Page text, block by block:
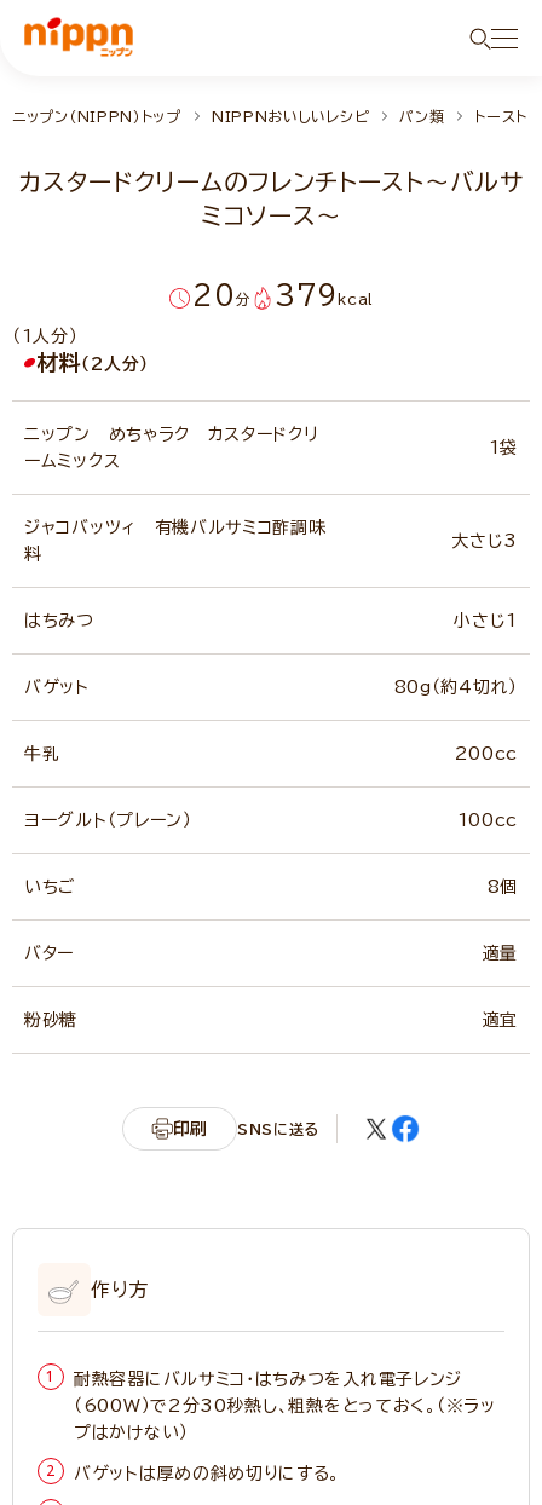
ニップン（NIPPN）トップ NIPPNおいしいレシピ パン類 トースト
カスタードクリームのフレンチトースト～バルサ
ミコソース～
20 分 379kcal
（1人分）
材料（2人分）
ニップン めちゃラク カスタードクリ
ームミックス
1袋
ジャコバッツィ 有機バルサミコ酢調味
料
大さじ3
はちみつ 小さじ1
バゲット 80g（約4切れ）
牛乳 200cc
ヨーグルト（プレーン） 100cc
いちご 8個
バター 適量
粉砂糖 適宜
印刷 SNSに送る
作り方
耐熱容器にバルサミコ・はちみつを入れ電子レンジ
（600W）で2分30秒熱し、粗熱をとっておく。（※ラッ
プはかけない）
バゲットは厚めの斜め切りにする。